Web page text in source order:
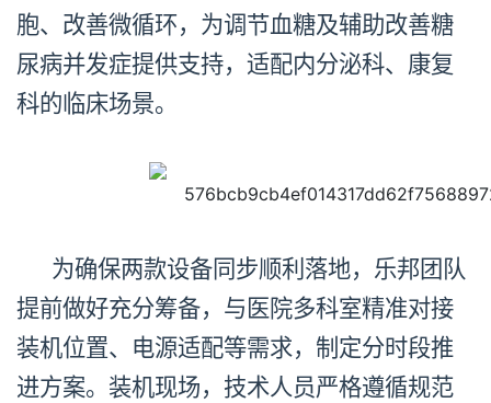
胞、改善微循环，为调节血糖及辅助改善糖
尿病并发症提供支持，适配内分泌科、康复
科的临床场景。
为确保两款设备同步顺利落地，乐邦团队
提前做好充分筹备，与医院多科室精准对接
装机位置、电源适配等需求，制定分时段推
进方案。装机现场，技术人员严格遵循规范